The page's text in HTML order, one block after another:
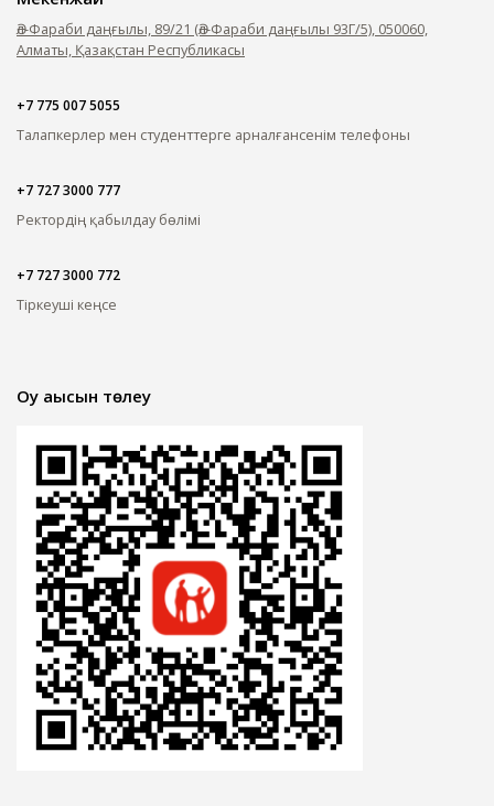
Әл-Фараби даңғылы, 89/21 (Әл-Фараби даңғылы 93Г/5), 050060,
Алматы, Қазақстан Республикасы
+7 775 007 5055
Талапкерлер мен студенттерге арналғансенім телефоны
+7 727 3000 777
Ректордің қабылдау бөлімі
+7 727 3000 772
Тіркеуші кеңсе
Оқу ақысын төлеу